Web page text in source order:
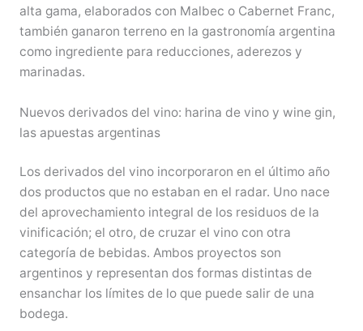
alta gama, elaborados con Malbec o Cabernet Franc,
también ganaron terreno en la gastronomía argentina
como ingrediente para reducciones, aderezos y
marinadas.
Nuevos derivados del vino: harina de vino y wine gin,
las apuestas argentinas
Los derivados del vino incorporaron en el último año
dos productos que no estaban en el radar. Uno nace
del aprovechamiento integral de los residuos de la
vinificación; el otro, de cruzar el vino con otra
categoría de bebidas. Ambos proyectos son
argentinos y representan dos formas distintas de
ensanchar los límites de lo que puede salir de una
bodega.